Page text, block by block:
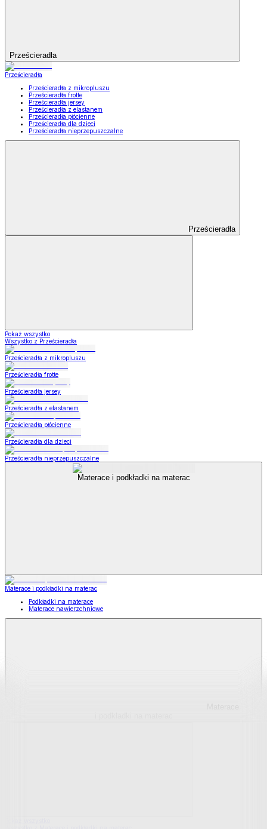
Prześcieradła
Prześcieradła
Prześcieradła z mikropluszu
Prześcieradła frotte
Prześcieradła jersey
Prześcieradła z elastanem
Prześcieradła płócienne
Prześcieradła dla dzieci
Prześcieradła nieprzepuszczalne
Prześcieradła
Pokaż wszystko
Wszystko z Prześcieradła
Prześcieradła z mikropluszu
Prześcieradła frotte
Prześcieradła jersey
Prześcieradła z elastanem
Prześcieradła płócienne
Prześcieradła dla dzieci
Prześcieradła nieprzepuszczalne
Materace i podkładki na materac
Materace i podkładki na materac
Podkładki na materace
Materace nawierzchniowe